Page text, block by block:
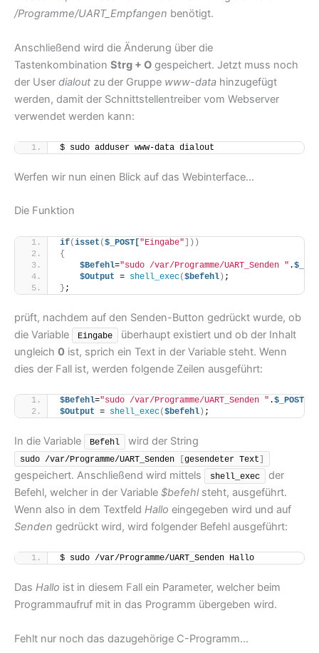
/Programme/UART_Empfangen benötigt.
Anschließend wird die Änderung über die
Tastenkombination Strg + O gespeichert. Jetzt muss noch
der User dialout zu der Gruppe www-data hinzugefügt
werden, damit der Schnittstellentreiber vom Webserver
verwendet werden kann:
$ sudo adduser www-data dialout
Werfen wir nun einen Blick auf das Webinterface…
Die Funktion
if(isset ($_POST["Eingabe"]))
{
$Befehl="sudo /var/Programme/UART_Senden " .
$Output = shell_exec($befehl) ;
} ;
prüft, nachdem auf den Senden-Button gedrückt wurde, ob
die Variable
Eingabe
überhaupt existiert und ob der Inhalt
ungleich 0 ist, sprich ein Text in der Variable steht. Wenn
dies der Fall ist, werden folgende Zeilen ausgeführt:
$Befehl="sudo /var/Programme/UART_Senden " .$_POST[
$Output = shell_exec($befehl ) ;
In die Variable Befehl wird der String
sudo /var/Programme/UART_Senden gesendeter Text
gespeichert. Anschließend wird mittels shell_exec
der
Befehl, welcher in der Variable $befehlsteht, ausgeführt.
Wenn also in dem Textfeld Hallo eingegeben wird und auf
Senden gedrückt wird, wird folgender Befehl ausgeführt:
$ sudo /var/Programme/UART_Senden Hallo
Das Hallo ist in diesem Fall ein Parameter, welcher beim
Programmaufruf mit in das Programm übergeben wird.
Fehlt nur noch das dazugehörige C-Programm…